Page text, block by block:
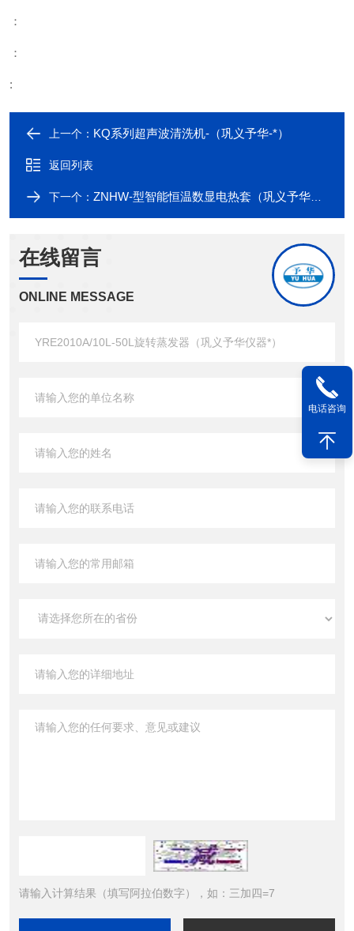
：
：
:
上一个： KQ系列超声波清洗机-（巩义予华-*）
返回列表
下一个： ZNHW-型智能恒温数显电热套（巩义予华厂价直销）
在线留言
ONLINE MESSAGE
请输入计算结果（填写阿拉伯数字），如：三加四=7
电话咨询